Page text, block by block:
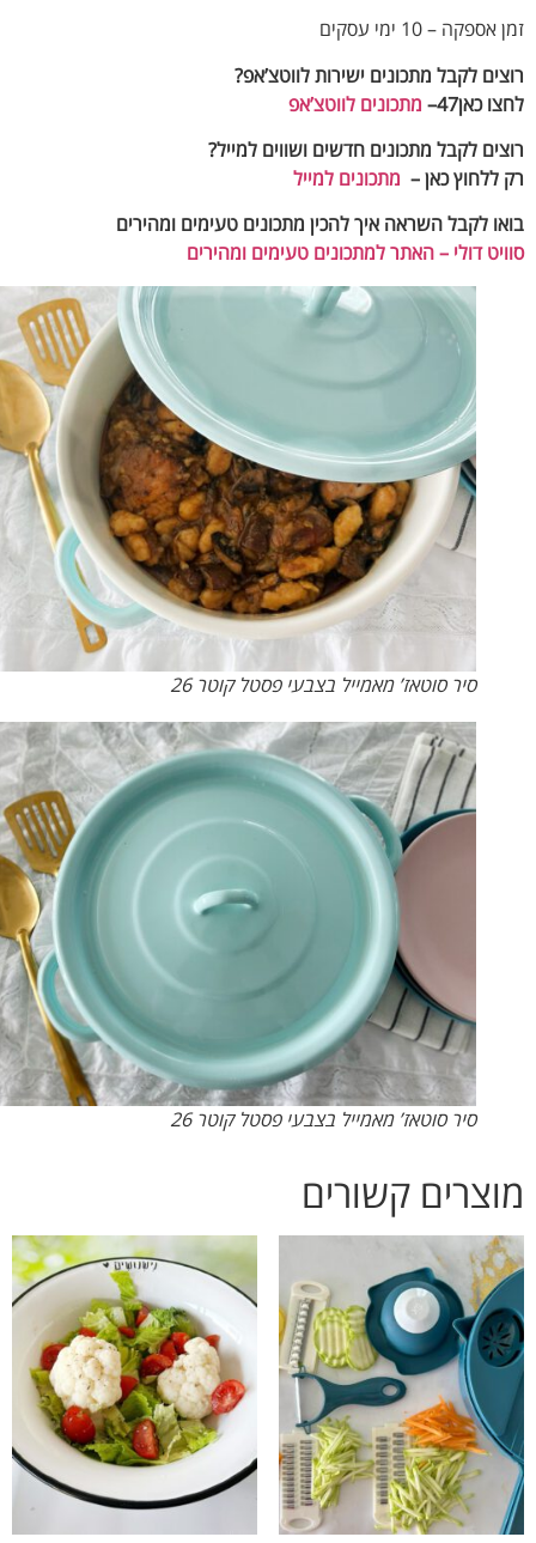
– 10 ימי עסקים
לקבל מתכונים ישירות לווטצ’אפ?
מתכונים לווטצ’אפ
לקבל מתכונים חדשים ושווים למייל?
כאן –מתכונים למייל
לקבל השראה איך להכין מתכונים טעימים ומהירים
דולי – האתר למתכונים טעימים ומהירים
סיר סוטאז’ מאמייל בצבעי פסטל קוטר 26
סיר סוטאז’ מאמייל בצבעי פסטל קוטר 26
קשורים